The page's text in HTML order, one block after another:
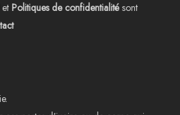
Politiques de confidentialitésont